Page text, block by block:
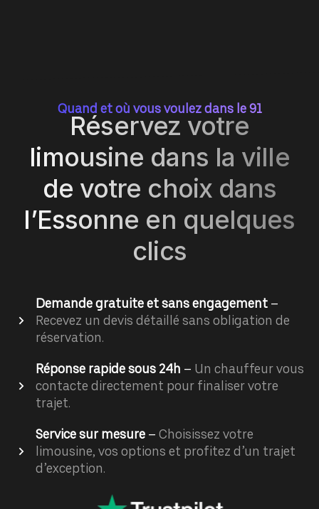
Quand et où vous voulez dans le 91
Réservez votre
limousine dans la ville
de votre choix dans
l’Essonne en quelques
clics
Demande gratuite et sans engagement –
Recevez un devis détaillé sans obligation de
réservation.
Réponse rapide sous 24h – Un chauffeur vous
contacte directement pour finaliser votre
trajet.
Service sur mesure – Choisissez votre
limousine, vos options et profitez d’un trajet
d’exception.